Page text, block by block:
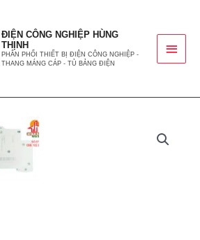
ĐIỆN CÔNG NGHIỆP HÙNG
THỊNH
PHÂN PHỐI THIẾT BỊ ĐIỆN CÔNG NGHIỆP -
THANG MÁNG CÁP - TỦ BẢNG ĐIỆN